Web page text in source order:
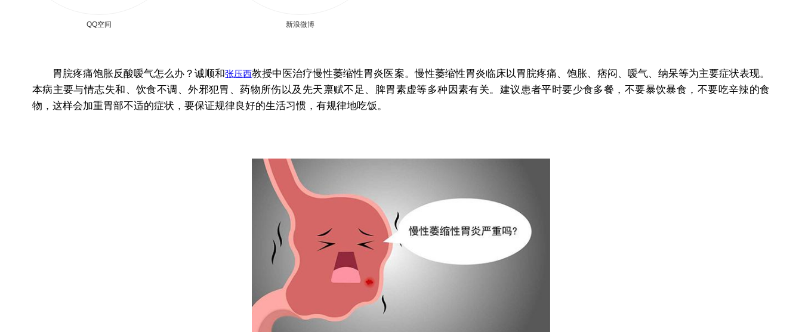
QQ空间 新浪微博
胃脘疼痛饱胀反酸嗳气怎么办？诚顺和张压西教授中医治疗慢性萎缩性胃炎医案。慢性萎缩性胃炎临床以胃脘疼痛、饱胀、痞闷、嗳气、纳呆等为主要症状表现。
本病主要与情志失和、饮食不调、外邪犯胃、药物所伤以及先天禀赋不足、脾胃素虚等多种因素有关。建议患者平时要少食多餐，不要暴饮暴食，不要吃辛辣的食
物，这样会加重胃部不适的症状，要保证规律良好的生活习惯，有规律地吃饭。